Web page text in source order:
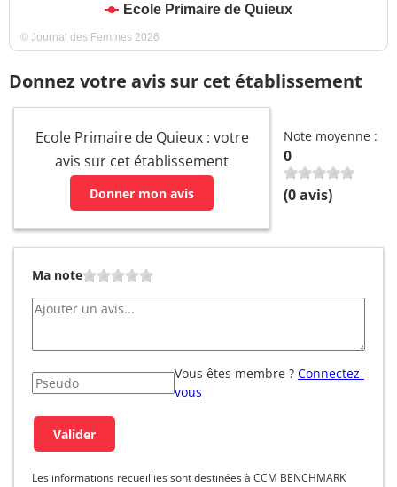
Ecole Primaire de Quieux
© Journal des Femmes 2026
Donnez votre avis sur cet établissement
Ecole Primaire de Quieux : votre
avis sur cet établissement
Donner mon avis
Note moyenne :
0
(0avis)
Ma note
Vous êtes membre ? Connectez-
vous
Les informations recueillies sont destinées à CCM BENCHMARK